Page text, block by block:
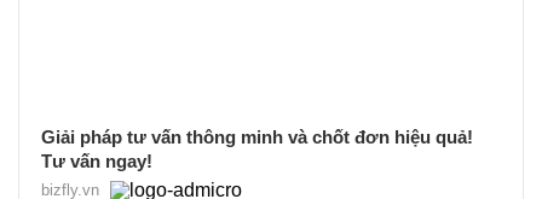
Giải pháp tư vấn thông minh và chốt đơn hiệu quả!
Tư vấn ngay!
bizfly.vn